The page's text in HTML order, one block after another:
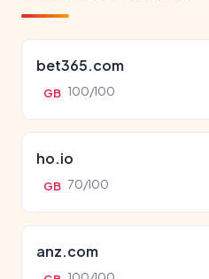
bet365.com
GB 100/100
ho.io
GB 70/100
anz.com